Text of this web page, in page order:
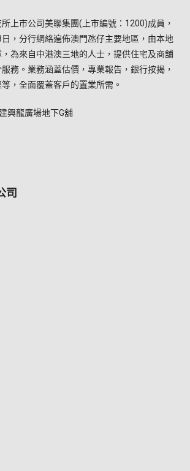
上市公司美聯集團(上市編號：1200)成員，
，分行網絡遍佈澳門氹仔主要地區，由本地
為來自中港澳三地的人士，提供住宅及商舖
務。業務涵蓋估價，專業報告，銀行按揭，
，全面覆蓋客戶的置業所需。
興龍廣場地下G舖
司